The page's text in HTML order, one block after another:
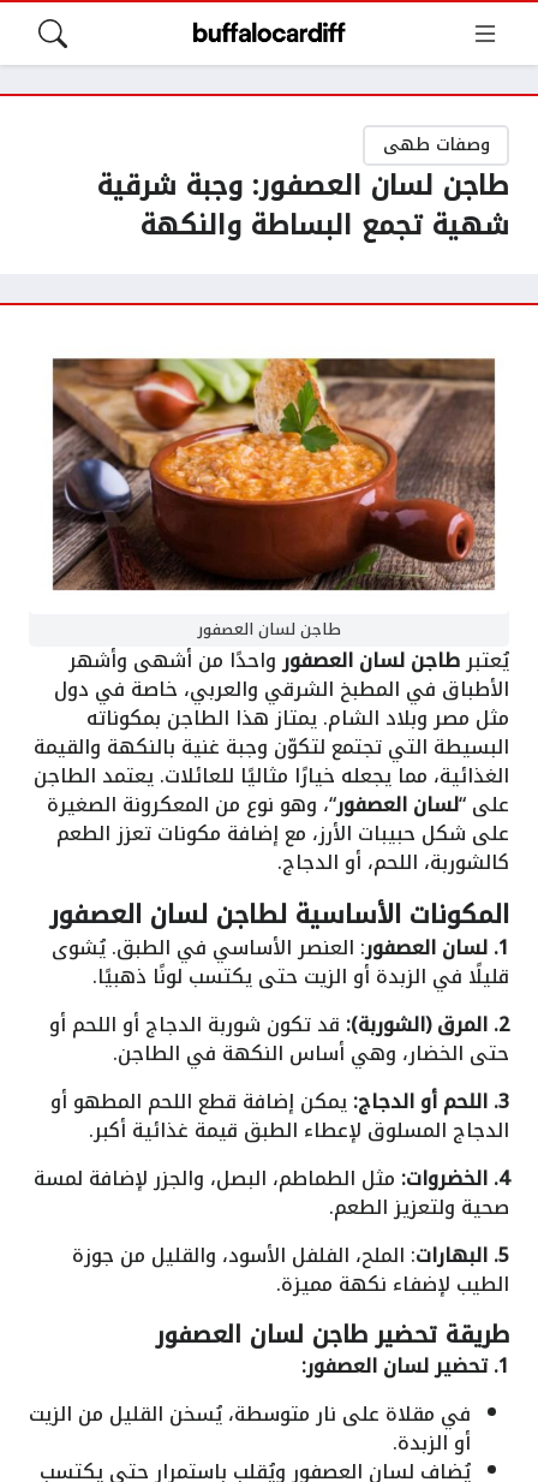
وصفات طهى
طاجن لسان العصفور: وجبة شرقية
شهية تجمع البساطة والنكهة
طاجن لسان العصفور
يُعتبرطاجن لسان العصفورواحدًا من أشهى وأشهر
الأطباق في المطبخ الشرقي والعربي، خاصة في دول
مثل مصر وبلاد الشام. يمتاز هذا الطاجن بمكوناته
البسيطة التي تجتمع لتكوّن وجبة غنية بالنكهة والقيمة
الغذائية، مما يجعله خيارًا مثاليًا للعائلات. يعتمد الطاجن
على “لسان العصفور“، وهو نوع من المعكرونة الصغيرة
على شكل حبيبات الأرز، مع إضافة مكونات تعزز الطعم
كالشوربة، اللحم، أو الدجاج.
المكونات الأساسية لطاجن لسان العصفور
1. لسان العصفور : العنصر الأساسي في الطبق. يُشوى
قليلًا في الزبدة أو الزيت حتى يكتسب لونًا ذهبيًا.
2. المرق (الشوربة):
قد تكون شوربة الدجاج أو اللحم أو
حتى الخضار، وهي أساس النكهة في الطاجن.
3. اللحم أو الدجاج:
يمكن إضافة قطع اللحم المطهو أو
الدجاج المسلوق لإعطاء الطبق قيمة غذائية أكبر.
4. الخضروات:
مثل الطماطم، البصل، والجزر لإضافة لمسة
صحية ولتعزيز الطعم.
5. البهارات
: الملح، الفلفل الأسود، والقليل من جوزة
الطيب لإضفاء نكهة مميزة.
طريقة تحضير طاجن لسان العصفور
1. تحضير لسان العصفور:
في مقلاة على نار متوسطة، يُسخن القليل من الزيت
أو الزبدة.
يُضاف لسان العصفور ويُقلب باستمرار حتى يكتسب